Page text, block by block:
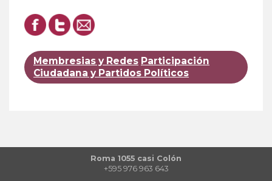
Membresias y Redes Participación
Ciudadana y Partidos Políticos
Roma 1055 casi Colón
+595 976 963 643